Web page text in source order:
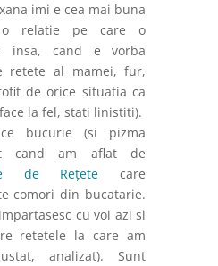
imi e cea mai buna
o relatie pe care o
insa, cand e vorba
retete al mamei, fur,
de orice situatia ca
la fel, stati linistiti).
bucurie (si pizma
cand am aflat de
de Rețete
care
comori din bucatarie.
cu voi azi si
retetele la care am
analizat). Sunt